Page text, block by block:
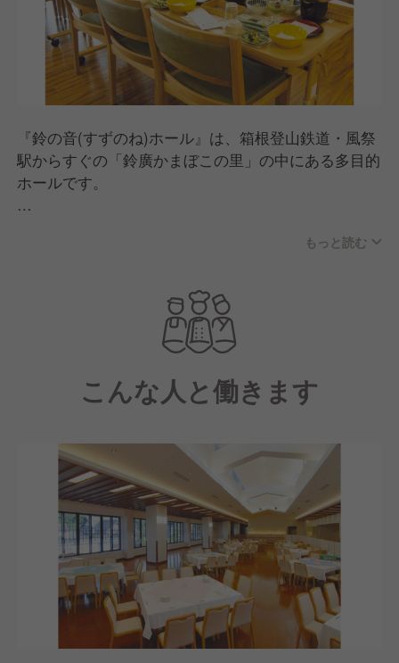
『鈴の音(すずのね)ホール』は、箱根登山鉄道・風祭
駅からすぐの「鈴廣かまぼこの里」の中にある多目的
ホールです。
最大400席までのキャパで、団体様のお食事やパーテ
基本は社員旅行やツアーでの利用が多く、グループあ
たり1時間半くらいの滞在時間となっています。
金目鯛の炙り飯やかまぼこ天ぷらなど、小田原・箱根
の幸を鈴廣ならではの味つけで仕上げた会席料理や和
100〜200人分を作っていくので、メニューは3種類に
絞り、既製品をうまく活用しながら効率化を図ってい
ます。
どれくらいの量をいつまでに用意するかを事前に把握
した上で、計画的に準備を進めていくことができるの
も特徴です。
【繁忙期・閑散期について】
繁忙期は「お花のシーズン」といわれる、梅の1月下
旬、桜の3月、アジサイの6月、紅葉の秋となります。
もっと読む
こんな人と働きます